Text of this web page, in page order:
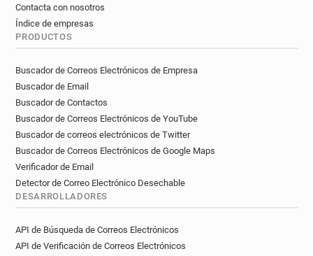
t*********@ca-centreloire.fr
i***********@ca-centreloire.fr
d**********@ca-centreloire.fr
r******@ca-centreloire.fr
i**********@ca-centreloire.fr
t********@ca-centreloire.fr
e************@ca-centreloire.fr
w*****@ca-centreloire.fr
w*********@ca-centreloire.fr
j*******@ca-centreloire.fr
n**********@ca-centreloire.fr
Contacta con nosotros
Índice de empresas
PRODUCTOS
Buscador de Correos Electrónicos de Empresa
Buscador de Email
Buscador de Contactos
Buscador de Correos Electrónicos de YouTube
Buscador de correos electrónicos de Twitter
Buscador de Correos Electrónicos de Google Maps
Verificador de Email
Detector de Correo Electrónico Desechable
DESARROLLADORES
API de Búsqueda de Correos Electrónicos
API de Verificación de Correos Electrónicos